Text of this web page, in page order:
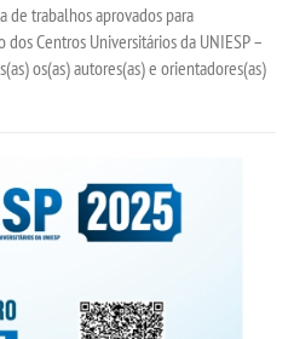
de trabalhos aprovados para
Centros Universitários da UNIESP –
os(as) autores(as) e orientadores(as)